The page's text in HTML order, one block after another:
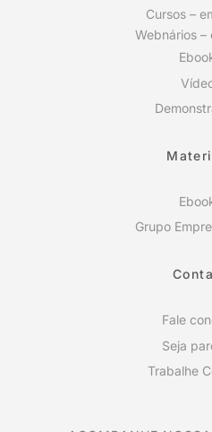
Cursos –
Webnários –
Grupo
Fale
Seja
Trabalhe